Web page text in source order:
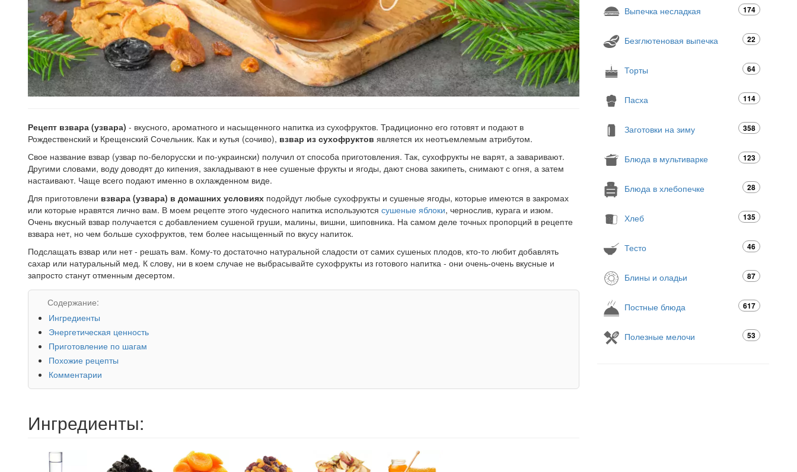
Рецепт взвара (узвара) - вкусного, ароматного и насыщенного напитка из сухофруктов. Традиционно его готовят и подают в
Рождественский и Крещенский Сочельник. Как и кутья (сочиво), взвар из сухофруктов является их неотъемлемым атрибутом.
Свое название взвар (узвар по-белорусски и по-украински) получил от способа приготовления. Так, сухофрукты не варят, а заваривают.
Другими словами, воду доводят до кипения, закладывают в нее сушеные фрукты и ягоды, дают снова закипеть, снимают с огня, а затем
настаивают. Чаще всего подают именно в охлажденном виде.
Для приготовлени взвара (узвара) в домашних условиях подойдут любые сухофрукты и сушеные ягоды, которые имеются в закромах
или которые нравятся лично вам. В моем рецепте этого чудесного напитка используются сушеные яблоки, чернослив, курага и изюм.
Очень вкусный взвар получается с добавлением сушеной груши, малины, вишни, шиповника. На самом деле точных пропорций в рецепте
взвара нет, но чем больше сухофруктов, тем более насыщенный по вкусу напиток.
Подслащать взвар или нет - решать вам. Кому-то достаточно натуральной сладости от самих сушеных плодов, кто-то любит добавлять
сахар или натуральный мед. К слову, ни в коем случае не выбрасывайте сухофрукты из готового напитка - они очень-очень вкусные и
запросто станут отменным десертом.
Содержание:
Ингредиенты
Энергетическая ценность
Приготовление по шагам
Похожие рецепты
Комментарии
Ингредиенты:
Выпечка несладкая 174
Безглютеновая выпечка 22
Торты 64
Пасха 114
Заготовки на зиму 358
Блюда в мультиварке 123
Блюда в хлебопечке 28
Хлеб 135
Тесто 46
Блины и оладьи 87
Постные блюда 617
Полезные мелочи 53